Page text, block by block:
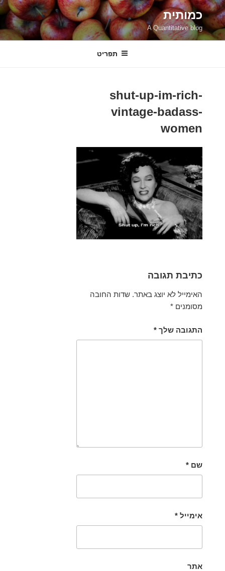
דילוג
לתוכן
כמותית
A Quantitative blog
תפריט
shut-up-im-rich-
vintage-badass-
women
כתיבת תגובה
האימייל לא יוצג באתר. שדות החובה
מסומנים *
התגובה שלך *
שם *
אימייל *
אתר